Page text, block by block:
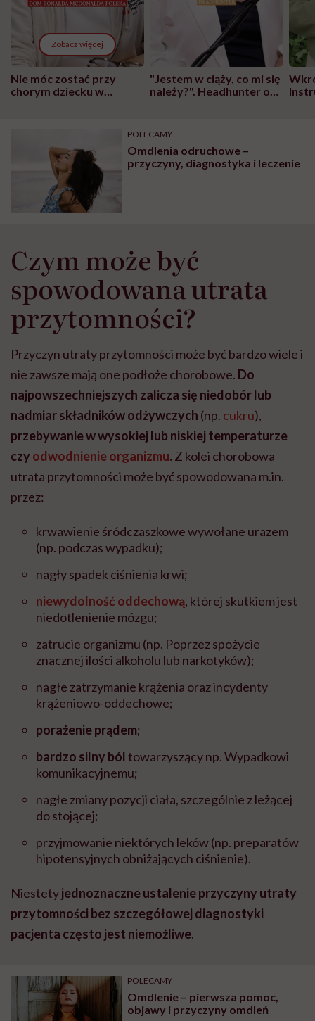
Zobacz więcej
Nie móc zostać przy
chorym dziecku w
wyobraźni"
"Jestem w ciąży, co mi się
należy?". Headhunter o
pracy
POLECAMY
Omdlenia odruchowe –
przyczyny, diagnostyka i leczenie
Czym może być
spowodowana utrata
przytomności?
Przyczyn utraty przytomności może być bardzo wiele i
nie zawsze mają one podłoże chorobowe. Do
najpowszechniejszych zalicza się niedobór lub
nadmiar składników odżywczych (np. cukru),
przebywanie w wysokiej lub niskiej temperaturze
czy odwodnienie organizmu. Z kolei chorobowa
utrata przytomności może być spowodowana m.in.
przez:
krwawienie śródczaszkowe wywołane urazem
(np. podczas wypadku);
nagły spadek ciśnienia krwi;
niewydolność oddechową, której skutkiem jest
niedotlenienie mózgu;
zatrucie organizmu (np. Poprzez spożycie
znacznej ilości alkoholu lub narkotyków);
nagłe zatrzymanie krążenia oraz incydenty
krążeniowo-oddechowe;
porażenie prądem;
bardzo silny ból towarzyszący np. Wypadkowi
komunikacyjnemu;
nagłe zmiany pozycji ciała, szczególnie z leżącej
do stojącej;
przyjmowanie niektórych leków (np. preparatów
hipotensyjnych obniżających ciśnienie).
Niestetyjednoznaczne ustalenie przyczyny utraty
przytomności bez szczegółowej diagnostyki
pacjenta często jest niemożliwe.
POLECAMY
Omdlenie – pierwsza pomoc,
objawy i przyczyny omdleń